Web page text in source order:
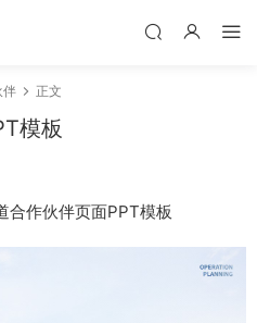
伴 正文
模板
合作伙伴页面PPT模板